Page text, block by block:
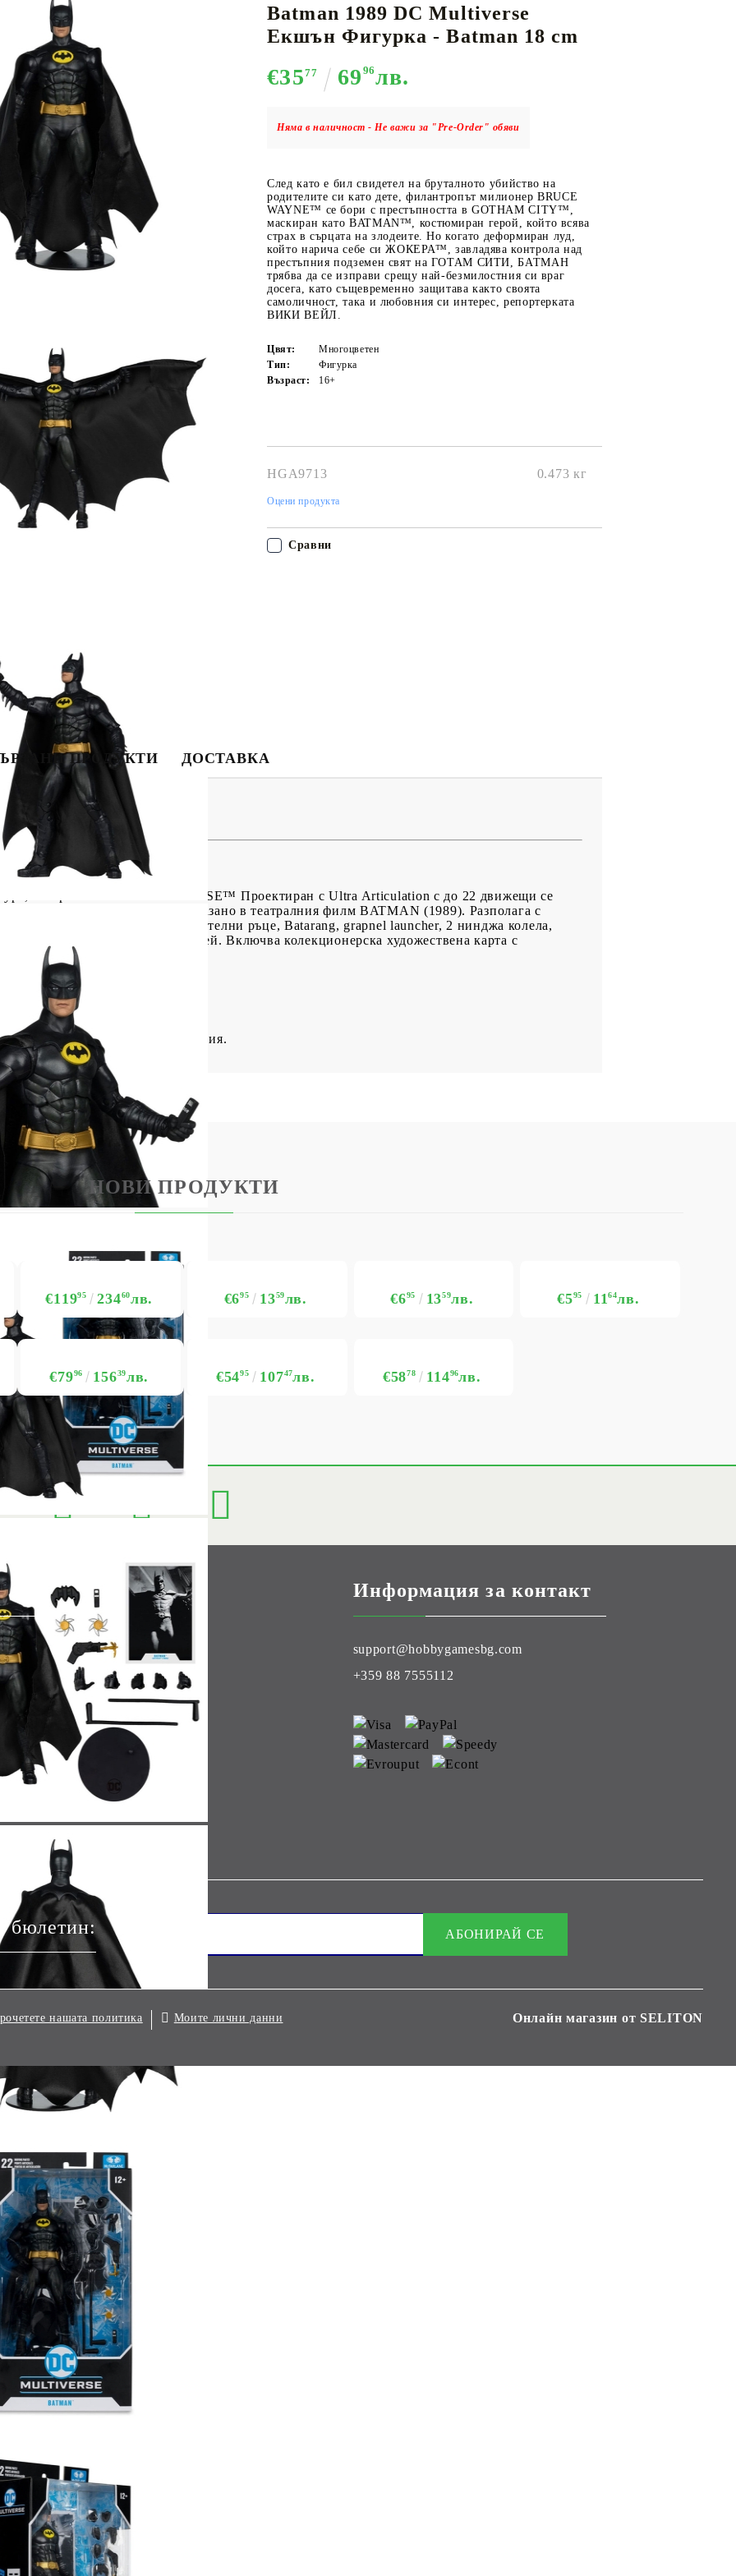
Моят профил
Вход Регистрация
CARD GAME
АКСЕСОАРИ ЗА КАРТОВИ
ИГРИ
Кутии за съхранение
Протектори за карти
Подложки/Матове
НАСИПНИ КАРТИ
К-ПОП ДРУГИ
Batman 1989 DC Multiverse
Екшън Фигурка - Batman 18 cm
€3577 69 96лв.
Няма в наличност - Не важи за "Pre-Order" обяви
След като е бил свидетел на бруталното убийство на
родителите си като дете, филантропът милионер BRUCE
WAYNE™ се бори с престъпността в GOTHAM CITY™,
маскиран като BATMAN™, костюмиран герой, който всява
страх в сърцата на злодеите. Но когато деформиран луд,
който нарича себе си ЖОКЕРА™, завладява контрола над
престъпния подземен свят на ГОТАМ СИТИ, БАТМАН
трябва да се изправи срещу най-безмилостния си враг
досега, като същевременно защитава както своята
самоличност, така и любовния си интерес, репортерката
ВИКИ ВЕЙЛ.
Цвят:
Многоцветен
Тип:
Фигурка
Възраст:
16+
HGA9713 0.473 кг
Оцени продукта
Сравни
ПРОДУКТИ ДОСТАВКА
Фигурка - Batman 18 cm
базирана на DC MULTIVERSE™ Проектиран с Ultra Articulation с до 22 движещи се
BATMAN™, както е показано в театралния филм BATMAN (1989). Разполага с
Аксесоарите включват 5 допълнителни ръце, Batarang, grapnel launcher, 2 нинджа колела,
за наметало и основа за дисплей. Включва колекционерска художествена карта с
на героя отзад.
и опаковани в илюстрована кутия.
НОВИ ПРОДУКТИ
€11995 23460лв. €695 1359лв. €695 1359лв. €595 1164лв.
€7996 15639лв. €5495 10747лв. €5878 11496лв.
Информация за контакт
support@hobbygamesbg.com
+359 88 7555112
бюлетин:
нашата политика Моите лични данни Онлайн магазин от SELITON